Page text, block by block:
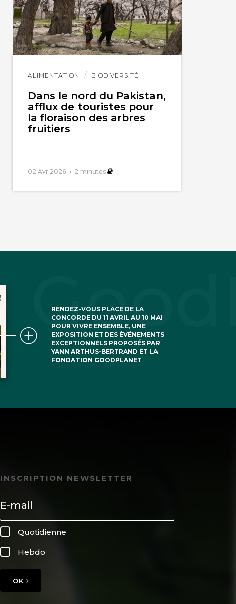
ALIMENTATION BIODIVERSITÉ
Dans le nord du Pakistan,
afflux de touristes pour
la floraison des arbres
fruitiers
02 Avr 2026 2 minutes
Lire
RENDEZ-VOUS PLACE DE LA
CONCORDE DU 11 AVRIL AU 10 MAI
POUR VIVRE ENSEMBLE, UNE
EXPOSITION ET DES ÉVÉNEMENTS
EXCEPTIONNELS PROPOSÉS PAR
YANN ARTHUS-BERTRAND ET LA
FONDATION GOODPLANET
INSCRIPTION NEWSLETTER
Quotidienne
Hebdo
OK